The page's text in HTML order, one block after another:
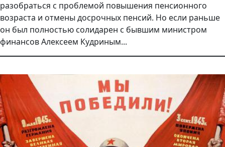
разобраться с проблемой повышения пенсионного
возраста и отмены досрочных пенсий. Но если раньше
он был полностью солидарен с бывшим министром
финансов Алексеем Кудриным...